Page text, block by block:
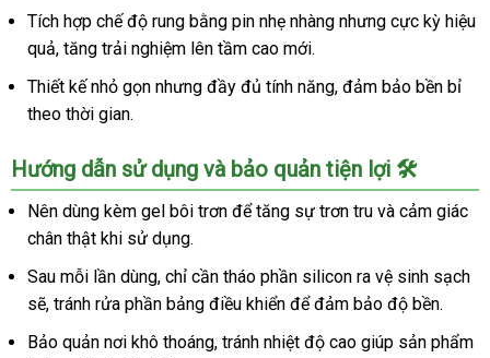
Tích hợp chế độ rung bằng pin nhẹ nhàng nhưng cực kỳ hiệu
quả, tăng trải nghiệm lên tầm cao mới.
Thiết kế nhỏ gọn nhưng đầy đủ tính năng, đảm bảo bền bỉ
theo thời gian.
Hướng dẫn sử dụng và bảo quản tiện lợi 🛠️
Nên dùng kèm gel bôi trơn để tăng sự trơn tru và cảm giác
chân thật khi sử dụng.
Sau mỗi lần dùng, chỉ cần tháo phần silicon ra vệ sinh sạch
sẽ, tránh rửa phần bảng điều khiển để đảm bảo độ bền.
Bảo quản nơi khô thoáng, tránh nhiệt độ cao giúp sản phẩm